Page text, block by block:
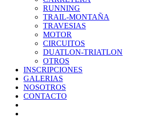
RUNNING
TRAIL-MONTAÑA
TRAVESIAS
MOTOR
CIRCUITOS
DUATLON-TRIATLON
OTROS
INSCRIPCIONES
GALERIAS
NOSOTROS
CONTACTO